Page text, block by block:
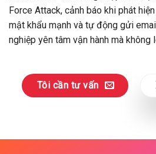
Force Attack, cảnh báo khi phát
mật khẩu mạnh và tự động gửi
nghiệp yên tâm vận hành mà không
Tôi cần tư vấn